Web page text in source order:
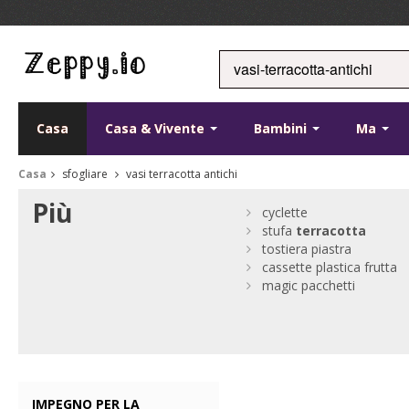
Casa Casa & Vivente Bambini Ma
Casa sfogliare vasi terracotta antichi
Più
cyclette
stufa terracotta
tostiera piastra
cassette plastica frutta
magic pacchetti
IMPEGNO PER LA